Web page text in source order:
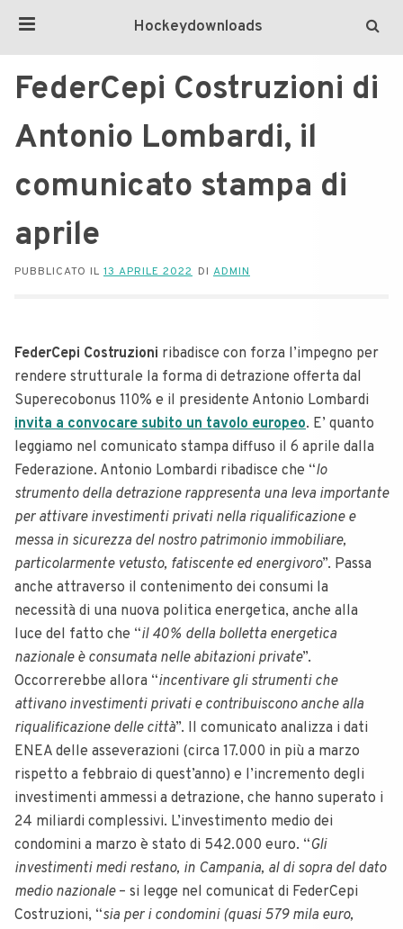
Hockeydownloads
FederCepi Costruzioni di
Antonio Lombardi, il
comunicato stampa di
aprile
PUBBLICATO IL 13 APRILE 2022 DI ADMIN
FederCepi Costruzioni ribadisce con forza l’impegno per
rendere strutturale la forma di detrazione offerta dal
Superecobonus 110% e il presidente Antonio Lombardi
invita a convocare subito un tavolo europeo. E’ quanto
leggiamo nel comunicato stampa diffuso il 6 aprile dalla
Federazione. Antonio Lombardi ribadisce che “lo
strumento della detrazione rappresenta una leva importante
per attivare investimenti privati nella riqualificazione e
messa in sicurezza del nostro patrimonio immobiliare,
particolarmente vetusto, fatiscente ed energivoro”. Passa
anche attraverso il contenimento dei consumi la
necessità di una nuova politica energetica, anche alla
luce del fatto che “il 40% della bolletta energetica
nazionale è consumata nelle abitazioni private”.
Occorrerebbe allora “incentivare gli strumenti che
attivano investimenti privati e contribuiscono anche alla
riqualificazione delle città”. Il comunicato analizza i dati
ENEA delle asseverazioni (circa 17.000 in più a marzo
rispetto a febbraio di quest’anno) e l’incremento degli
investimenti ammessi a detrazione, che hanno superato i
24 miliardi complessivi. L’investimento medio dei
condomini a marzo è stato di 542.000 euro. “Gli
investimenti medi restano, in Campania, al di sopra del dato
medio nazionale– si legge nel comunicat di FederCepi
Costruzioni, “sia per i condomini (quasi 579 mila euro,